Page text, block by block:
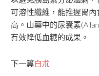
可溶性纖維，能推遲胃
高。山藥中的尿囊素
有效降低血糖的成果。
下一篇白朮